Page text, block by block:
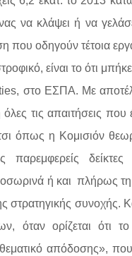
να κλάψει ή να
που οδηγούν τέτοια
είναι το ότι
στο ΕΣΠΑ. Με
τις απαιτήσεις που
όπως η Κομισιόν
παρεμφερείς
ή και πλήρως τη
στρατηγικής συνοχής.
όταν ορίζεται ότι
απόδοσης», που